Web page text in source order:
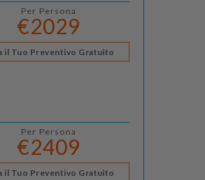
Per Persona
€2029
il Tuo Preventivo Gratuito
Per Persona
€2409
il Tuo Preventivo Gratuito